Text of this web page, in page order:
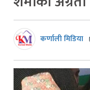
कर्णाली मिडिया